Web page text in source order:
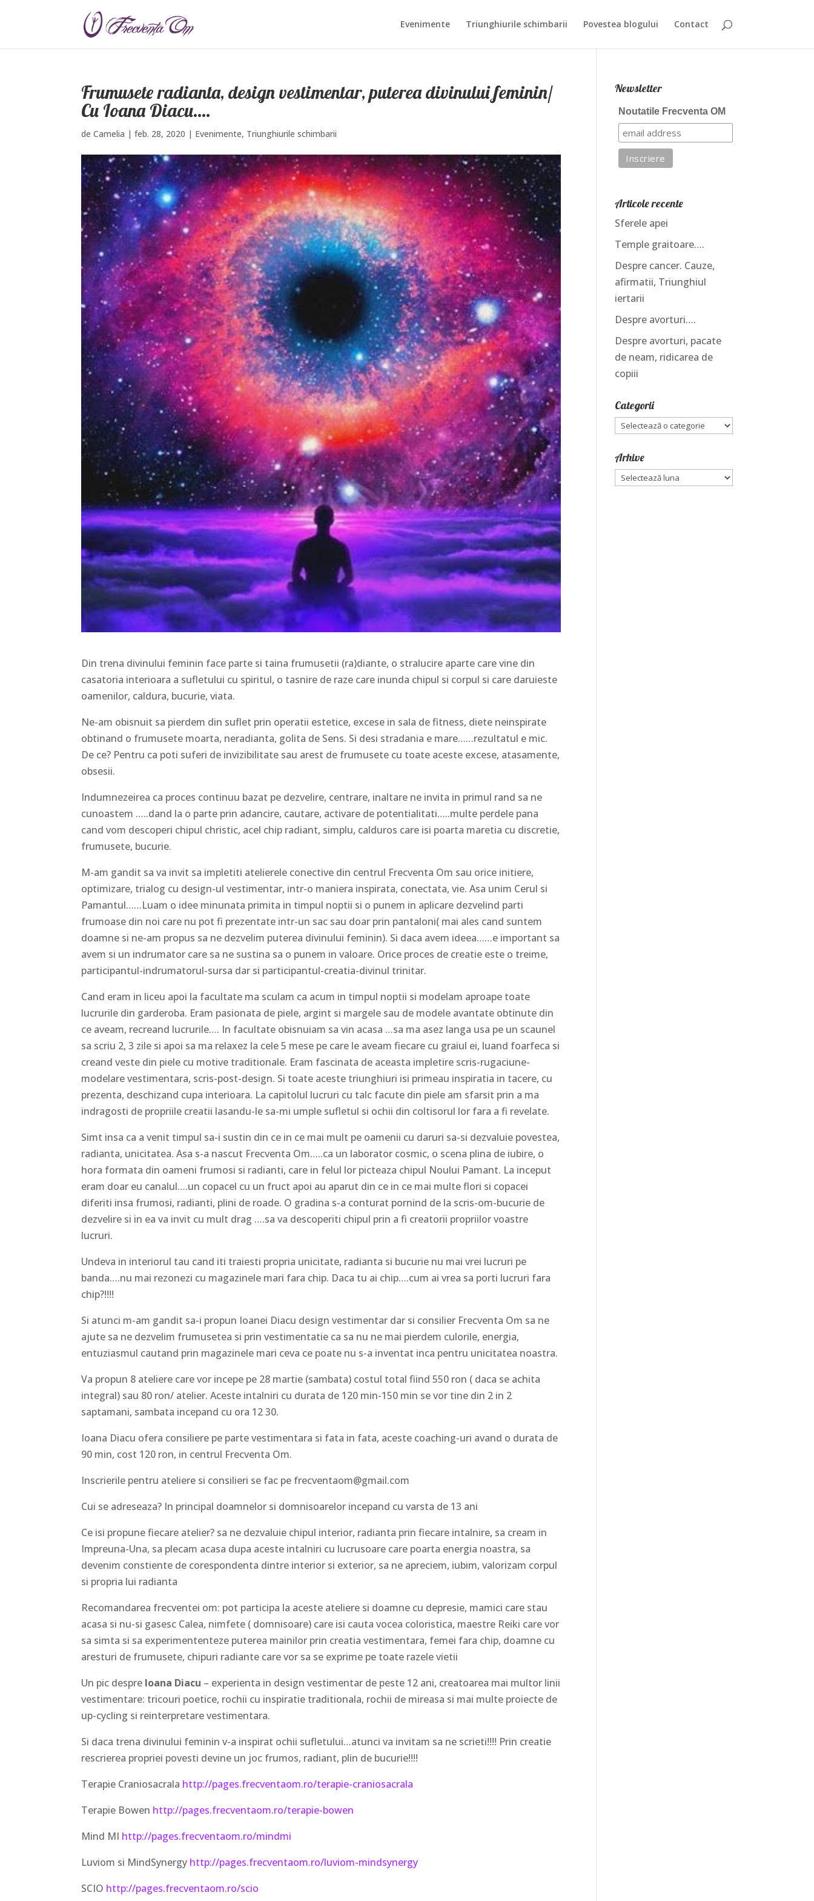
Evenimente Triunghiurile schimbarii Povestea blogului Contact
Frumusete radianta, design vestimentar, puterea divinului feminin/
Cu Ioana Diacu….
deCamelia |feb. 28, 2020 | Evenimente, Triunghiurile schimbarii
Din trena divinului feminin face parte si taina frumusetii (ra)diante, o stralucire aparte care vine din
casatoria interioara a sufletului cu spiritul, o tasnire de raze care inunda chipul si corpul si care daruieste
oamenilor, caldura, bucurie, viata.
Ne-am obisnuit sa pierdem din suflet prin operatii estetice, excese in sala de fitness, diete neinspirate
obtinand o frumusete moarta, neradianta, golita de Sens. Si desi stradania e mare……rezultatul e mic.
De ce? Pentru ca poti suferi de invizibilitate sau arest de frumusete cu toate aceste excese, atasamente,
obsesii.
Indumnezeirea ca proces continuu bazat pe dezvelire, centrare, inaltare ne invita in primul rand sa ne
cunoastem …..dand la o parte prin adancire, cautare, activare de potentialitati…..multe perdele pana
cand vom descoperi chipul christic, acel chip radiant, simplu, calduros care isi poarta maretia cu discretie,
frumusete, bucurie.
M-am gandit sa va invit sa impletiti atelierele conective din centrul Frecventa Om sau orice initiere,
optimizare, trialog cu design-ul vestimentar, intr-o maniera inspirata, conectata, vie. Asa unim Cerul si
Pamantul……Luam o idee minunata primita in timpul noptii si o punem in aplicare dezvelind parti
frumoase din noi care nu pot fi prezentate intr-un sac sau doar prin pantaloni( mai ales cand suntem
doamne si ne-am propus sa ne dezvelim puterea divinului feminin). Si daca avem ideea……e important sa
avem si un indrumator care sa ne sustina sa o punem in valoare. Orice proces de creatie este o treime,
participantul-indrumatorul-sursa dar si participantul-creatia-divinul trinitar.
Cand eram in liceu apoi la facultate ma sculam ca acum in timpul noptii si modelam aproape toate
lucrurile din garderoba. Eram pasionata de piele, argint si margele sau de modele avantate obtinute din
ce aveam, recreand lucrurile…. In facultate obisnuiam sa vin acasa …sa ma asez langa usa pe un scaunel
sa scriu 2, 3 zile si apoi sa ma relaxez la cele 5 mese pe care le aveam fiecare cu graiul ei, luand foarfeca si
creand veste din piele cu motive traditionale. Eram fascinata de aceasta impletire scris-rugaciune-
modelare vestimentara, scris-post-design. Si toate aceste triunghiuri isi primeau inspiratia in tacere, cu
prezenta, deschizand cupa interioara. La capitolul lucruri cu talc facute din piele am sfarsit prin a ma
indragosti de propriile creatii lasandu-le sa-mi umple sufletul si ochii din coltisorul lor fara a fi revelate.
Simt insa ca a venit timpul sa-i sustin din ce in ce mai mult pe oamenii cu daruri sa-si dezvaluie povestea,
radianta, unicitatea. Asa s-a nascut Frecventa Om…..ca un laborator cosmic, o scena plina de iubire, o
hora formata din oameni frumosi si radianti, care in felul lor picteaza chipul Noului Pamant. La inceput
eram doar eu canalul….un copacel cu un fruct apoi au aparut din ce in ce mai multe flori si copacei
diferiti insa frumosi, radianti, plini de roade. O gradina s-a conturat pornind de la scris-om-bucurie de
dezvelire si in ea va invit cu mult drag ….sa va descoperiti chipul prin a fi creatorii propriilor voastre
lucruri.
Undeva in interiorul tau cand iti traiesti propria unicitate, radianta si bucurie nu mai vrei lucruri pe
banda….nu mai rezonezi cu magazinele mari fara chip. Daca tu ai chip….cum ai vrea sa porti lucruri fara
chip?!!!!
Si atunci m-am gandit sa-i propun Ioanei Diacu design vestimentar dar si consilier Frecventa Om sa ne
ajute sa ne dezvelim frumusetea si prin vestimentatie ca sa nu ne mai pierdem culorile, energia,
entuziasmul cautand prin magazinele mari ceva ce poate nu s-a inventat inca pentru unicitatea noastra.
Va propun 8 ateliere care vor incepe pe 28 martie (sambata) costul total fiind 550 ron ( daca se achita
integral) sau 80 ron/ atelier. Aceste intalniri cu durata de 120 min-150 min se vor tine din 2 in 2
saptamani, sambata incepand cu ora 12 30.
Ioana Diacu ofera consiliere pe parte vestimentara si fata in fata, aceste coaching-uri avand o durata de
90 min, cost 120 ron, in centrul Frecventa Om.
Inscrierile pentru ateliere si consilieri se fac pe frecventaom@gmail.com
Cui se adreseaza? In principal doamnelor si domnisoarelor incepand cu varsta de 13 ani
Ce isi propune fiecare atelier? sa ne dezvaluie chipul interior, radianta prin fiecare intalnire, sa cream in
Impreuna-Una, sa plecam acasa dupa aceste intalniri cu lucrusoare care poarta energia noastra, sa
devenim constiente de corespondenta dintre interior si exterior, sa ne apreciem, iubim, valorizam corpul
si propria lui radianta
Recomandarea frecventei om: pot participa la aceste ateliere si doamne cu depresie, mamici care stau
acasa si nu-si gasesc Calea, nimfete ( domnisoare) care isi cauta vocea coloristica, maestre Reiki care vor
sa simta si sa experimententeze puterea mainilor prin creatia vestimentara, femei fara chip, doamne cu
aresturi de frumusete, chipuri radiante care vor sa se exprime pe toate razele vietii
Un pic despre Ioana Diacu – experienta in design vestimentar de peste 12 ani, creatoarea mai multor linii
vestimentare: tricouri poetice, rochii cu inspiratie traditionala, rochii de mireasa si mai multe proiecte de
up-cycling si reinterpretare vestimentara.
Si daca trena divinului feminin v-a inspirat ochii sufletului…atunci va invitam sa ne scrieti!!!! Prin creatie
rescrierea propriei povesti devine un joc frumos, radiant, plin de bucurie!!!!
Terapie Craniosacrala http://pages.frecventaom.ro/terapie-craniosacrala
Terapie Bowen http://pages.frecventaom.ro/terapie-bowen
Mind MI http://pages.frecventaom.ro/mindmi
Luviom si MindSynergy http://pages.frecventaom.ro/luviom-mindsynergy
SCIO http://pages.frecventaom.ro/scio
Newsletter
Noutatile Frecventa OM
Articole recente
Sferele apei
Temple graitoare….
Despre cancer. Cauze,
afirmatii, Triunghiul
iertarii
Despre avorturi….
Despre avorturi, pacate
de neam, ridicarea de
copiii
Categorii
Categorii
Arhive
Arhive